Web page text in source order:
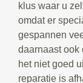
klus waar u
omdat er
gespannen
daarnaast ook
het niet goed
reparatie is